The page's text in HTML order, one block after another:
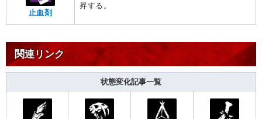
止血剤
昇する。
関連リンク
状態変化記事一覧